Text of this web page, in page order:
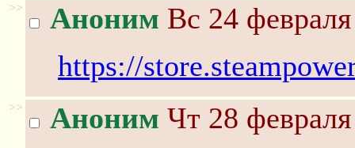
>> Аноним Вс 24
https://
>> Аноним Чт 28